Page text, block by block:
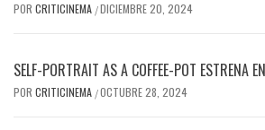
POR CRITICINEMA /DICIEMBRE 20, 2024
SELF-PORTRAIT AS A COFFEE-POT ESTRENA
POR CRITICINEMA /OCTUBRE 28, 2024